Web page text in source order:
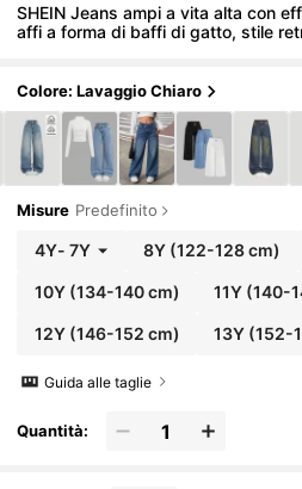
SHEIN Jeans ampi a vita alta con
affi a forma di baffi di gatto, stile
Colore: Lavaggio Chiaro
Misure Predefinito
4Y- 7Y 8Y (122-128 cm)
10Y(134-140 cm) 11Y (140-
12Y(146-152 cm) 13Y (152-
Guida alle taglie
Quantità: